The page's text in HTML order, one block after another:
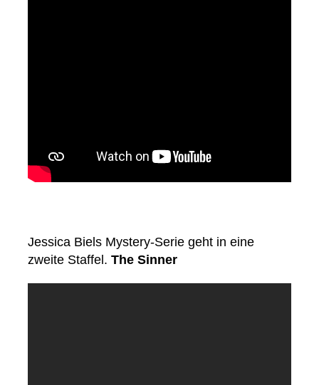
Jessica Biels Mystery-Serie geht in eine
zweite Staffel. The Sinner